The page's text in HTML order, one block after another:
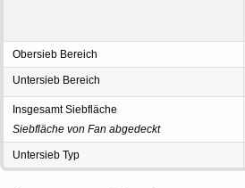
Obersieb Bereich
Untersieb Bereich
Insgesamt Siebfläche
Siebfläche von Fan abgedeckt
Untersieb Typ